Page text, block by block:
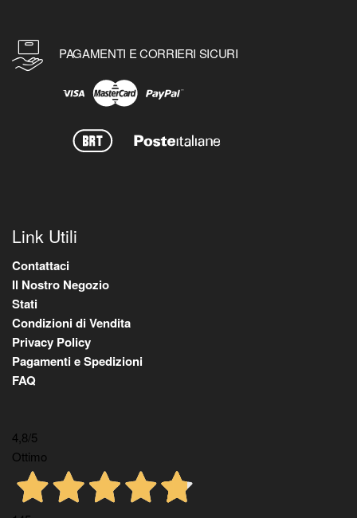
PAGAMENTI E CORRIERI SICURI
Link Utili
Contattaci
Il Nostro Negozio
Stati
Condizioni di Vendita
Privacy Policy
Pagamenti e Spedizioni
FAQ
4,8/5
Ottimo